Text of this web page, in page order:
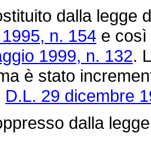
dalla legge
n. 154 e così
1999, n. 132.
è stato
D.L. 29 dicembre
dalla